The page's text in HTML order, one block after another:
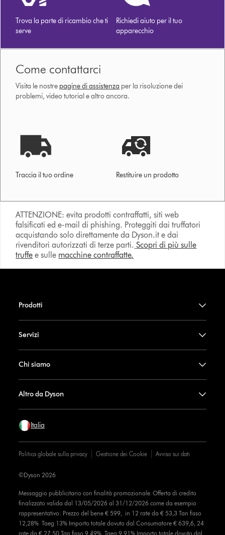
Trova la parte di ricambio che ti
serve
Richiedi aiuto per il tuo
apparecchio
Come contattarci
Visita le nostre pagine di assistenza per la risoluzione dei
problemi, video tutorial e altro ancora.
Traccia il tuo ordine Restituire un prodotto
ATTENZIONE: evita prodotti contraffatti, siti web
falsificati ed e-mail di phishing. Proteggiti dai truffatori
acquistando solo direttamente da Dyson.it e dai
rivenditori autorizzati di terze parti. Scopri di più sulle
truffe e sulle macchine contraffatte.
Prodotti
Servizi
Chi siamo
Altro da Dyson
Italia
Politica globale sulla privacy Gestione dei Cookie Avviso sui dati
Messaggio pubblicitario con finalità promozionale. Offerta di credito
finalizzato valida dal 13/05/2026 al 31/12/2026 come da esempio
rappresentativo: Prezzo del bene € 599, in 12 rate da € 53,3 Tan fisso
12,28% Taeg 13% Importo totale dovuto dal Consumatore € 639,6, 24
rate da € 27,50 Tan fisso 9,49% Taeg 9,91% Importo totale dovuto dal
©Dyson 2026